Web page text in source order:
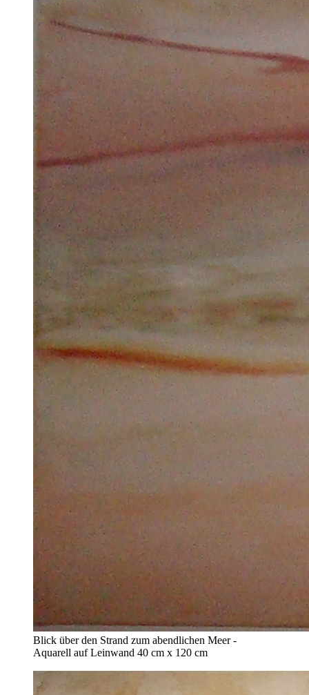
Blick über den Strand zum abendlichen Meer -
Aquarell auf Leinwand 40 cm x 120 cm